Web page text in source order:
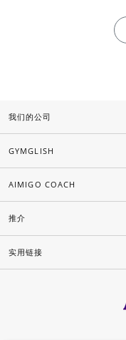
我们的公司
GYMGLISH
AIMIGO COACH
推介
实用链接